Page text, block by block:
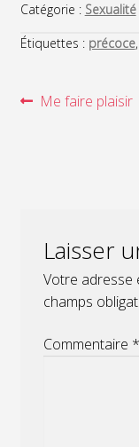
Catégorie : Sexualité
Étiquettes : précoce,
Navigation
Article
Me faire plaisir
Laisser
Votre adresse
champs
Commentaire *